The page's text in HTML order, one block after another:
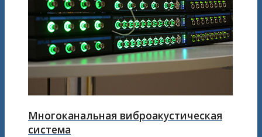
Многоканальная виброакустическая
система